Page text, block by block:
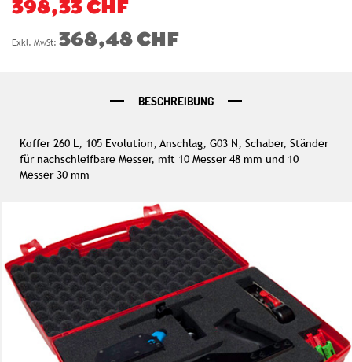
398,33 CHF
368,48 CHF
BESCHREIBUNG
Koffer 260 L, 105 Evolution, Anschlag, G03 N, Schaber, Ständer
für nachschleifbare Messer, mit 10 Messer 48 mm und 10
Messer 30 mm